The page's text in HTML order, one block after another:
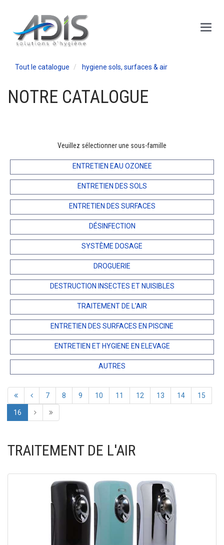
Main
Menu
Tout le catalogue hygiene sols, surfaces & air
NOTRE CATALOGUE
Veuillez sélectionner une sous-famille
ENTRETIEN EAU OZONEE
ENTRETIEN DES SOLS
ENTRETIEN DES SURFACES
DÉSINFECTION
SYSTÈME DOSAGE
DROGUERIE
DESTRUCTION INSECTES ET NUISIBLES
TRAITEMENT DE L'AIR
ENTRETIEN DES SURFACES EN PISCINE
ENTRETIEN ET HYGIENE EN ELEVAGE
AUTRES
7 8 9 10 11 12 13 14 15
16
TRAITEMENT DE L'AIR